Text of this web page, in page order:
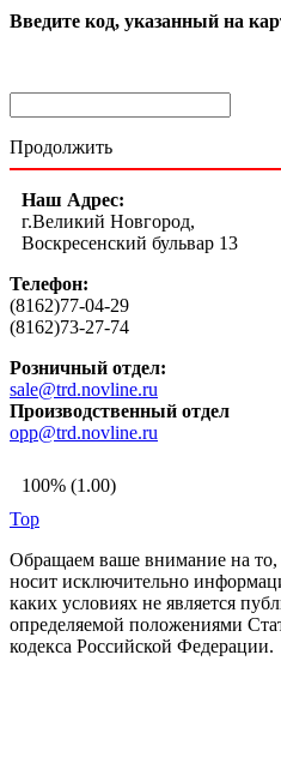
Введите код, указанный на
Продолжить
Наш Адрес:
г.Великий Новгород,
Воскресенский бульвар 13
Телефон:
(8162)77-04-29
(8162)73-27-74
Розничный отдел:
sale@trd.novline.ru
Производственный отдел
opp@trd.novline.ru
100% (1.00)
Top
Обращаем ваше внимание на то,
носит исключительно
каких условиях не является
определяемой положениями
кодекса Российской Федерации.